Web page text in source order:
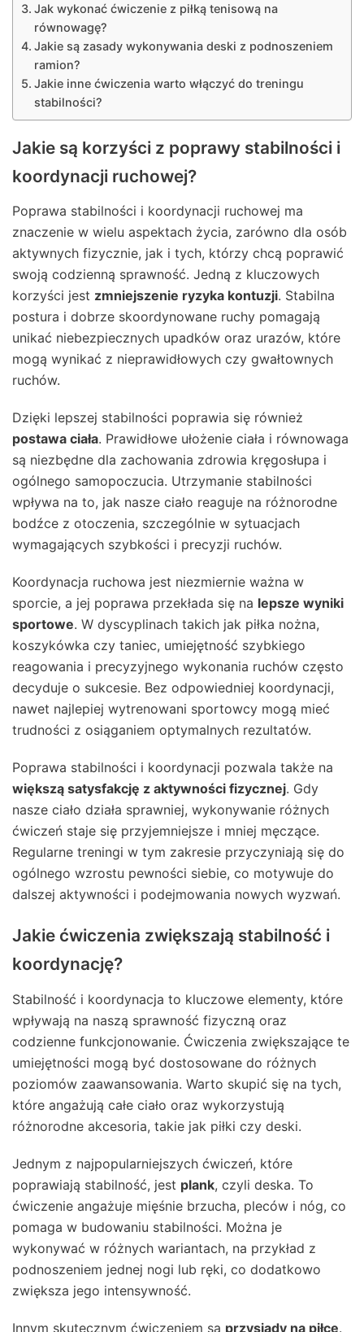
Jak wykonać ćwiczenie z piłką tenisową na
równowagę?
Jakie są zasady wykonywania deski z podnoszeniem
ramion?
Jakie inne ćwiczenia warto włączyć do treningu
stabilności?
Jakie są korzyści z poprawy stabilności i
koordynacji ruchowej?
Poprawa stabilności i koordynacji ruchowej ma
znaczenie w wielu aspektach życia, zarówno dla osób
aktywnych fizycznie, jak i tych, którzy chcą poprawić
swoją codzienną sprawność. Jedną z kluczowych
korzyści jest zmniejszenie ryzyka kontuzji. Stabilna
postura i dobrze skoordynowane ruchy pomagają
unikać niebezpiecznych upadków oraz urazów, które
mogą wynikać z nieprawidłowych czy gwałtownych
ruchów.
Dzięki lepszej stabilności poprawia się również
postawa ciała. Prawidłowe ułożenie ciała i równowaga
są niezbędne dla zachowania zdrowia kręgosłupa i
ogólnego samopoczucia. Utrzymanie stabilności
wpływa na to, jak nasze ciało reaguje na różnorodne
bodźce z otoczenia, szczególnie w sytuacjach
wymagających szybkości i precyzji ruchów.
Koordynacja ruchowa jest niezmiernie ważna w
sporcie, a jej poprawa przekłada się na lepsze wyniki
sportowe. W dyscyplinach takich jak piłka nożna,
koszykówka czy taniec, umiejętność szybkiego
reagowania i precyzyjnego wykonania ruchów często
decyduje o sukcesie. Bez odpowiedniej koordynacji,
nawet najlepiej wytrenowani sportowcy mogą mieć
trudności z osiąganiem optymalnych rezultatów.
Poprawa stabilności i koordynacji pozwala także na
większą satysfakcję z aktywności fizycznej. Gdy
nasze ciało działa sprawniej, wykonywanie różnych
ćwiczeń staje się przyjemniejsze i mniej męczące.
Regularne treningi w tym zakresie przyczyniają się do
ogólnego wzrostu pewności siebie, co motywuje do
dalszej aktywności i podejmowania nowych wyzwań.
Jakie ćwiczenia zwiększają stabilność i
koordynację?
Stabilność i koordynacja to kluczowe elementy, które
wpływają na naszą sprawność fizyczną oraz
codzienne funkcjonowanie. Ćwiczenia zwiększające te
umiejętności mogą być dostosowane do różnych
poziomów zaawansowania. Warto skupić się na tych,
które angażują całe ciało oraz wykorzystują
różnorodne akcesoria, takie jak piłki czy deski.
Jednym z najpopularniejszych ćwiczeń, które
poprawiają stabilność, jest plank, czyli deska. To
ćwiczenie angażuje mięśnie brzucha, pleców i nóg, co
pomaga w budowaniu stabilności. Można je
wykonywać w różnych wariantach, na przykład z
podnoszeniem jednej nogi lub ręki, co dodatkowo
zwiększa jego intensywność.
Innym skutecznym ćwiczeniem są przysiady na piłce.